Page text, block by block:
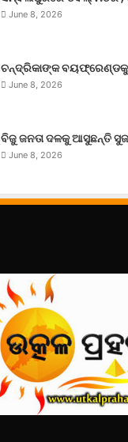
June 8, 2026
ଚନ୍ଦ୍ରିକାଙ୍କ ବୟଫ୍ରେଣ୍ଡକୁ
June 8, 2026
ବିଜୁ ଜନତା ଦଳକୁ ଆସୁଛନ୍ତି
June 8, 2026